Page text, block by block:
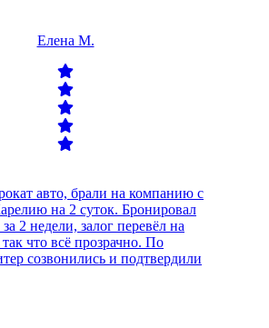
Елена М.
авто, брали на компанию с
на 2 суток. Бронировал
2 недели, залог перевёл на
что всё прозрачно. По
созвонились и подтвердили